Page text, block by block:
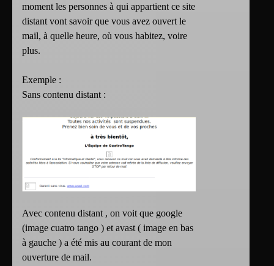
moment les personnes à qui appartient ce site
distant vont savoir que vous avez ouvert le
mail, à quelle heure, où vous habitez, voire
plus.
Exemple :
Sans contenu distant :
Avec contenu distant , on voit que google
(image cuatro tango ) et avast ( image en bas
à gauche ) a été mis au courant de mon
ouverture de mail.